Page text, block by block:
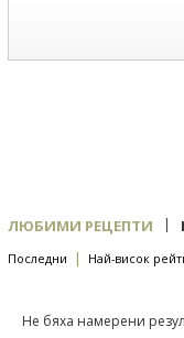
ЛЮБИМИ РЕЦЕПТИ |
Последни | Най-висок
Не бяха намерени